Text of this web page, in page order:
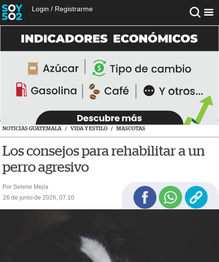
Login / Registrarme
NOTICIAS GUATEMALA / VIDA Y ESTILO / MASCOTAS
Los consejos para rehabilitar a un
perro agresivo
Por Selene Mejía
26 de junio de 2026, 07:10